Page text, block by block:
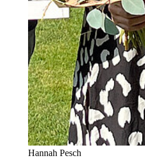
Hannah Pesch